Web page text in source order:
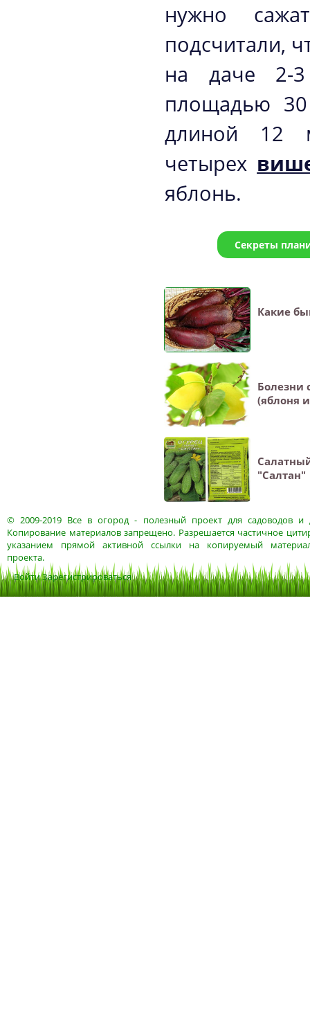
нужно
подсчитали,
на даче 2-3
площадью
длиной 12
четырех
яблонь.
Cекреты
Какие
Болезни
(яблоня
"Салтан"
© 2009-2019 Все в огород- полезный проект для садоводов и
Копирование материалов запрещено. Разрешается частичное
указанием прямой активной ссылки на копируемый
проекта.
ВойтиЗарегистрироваться